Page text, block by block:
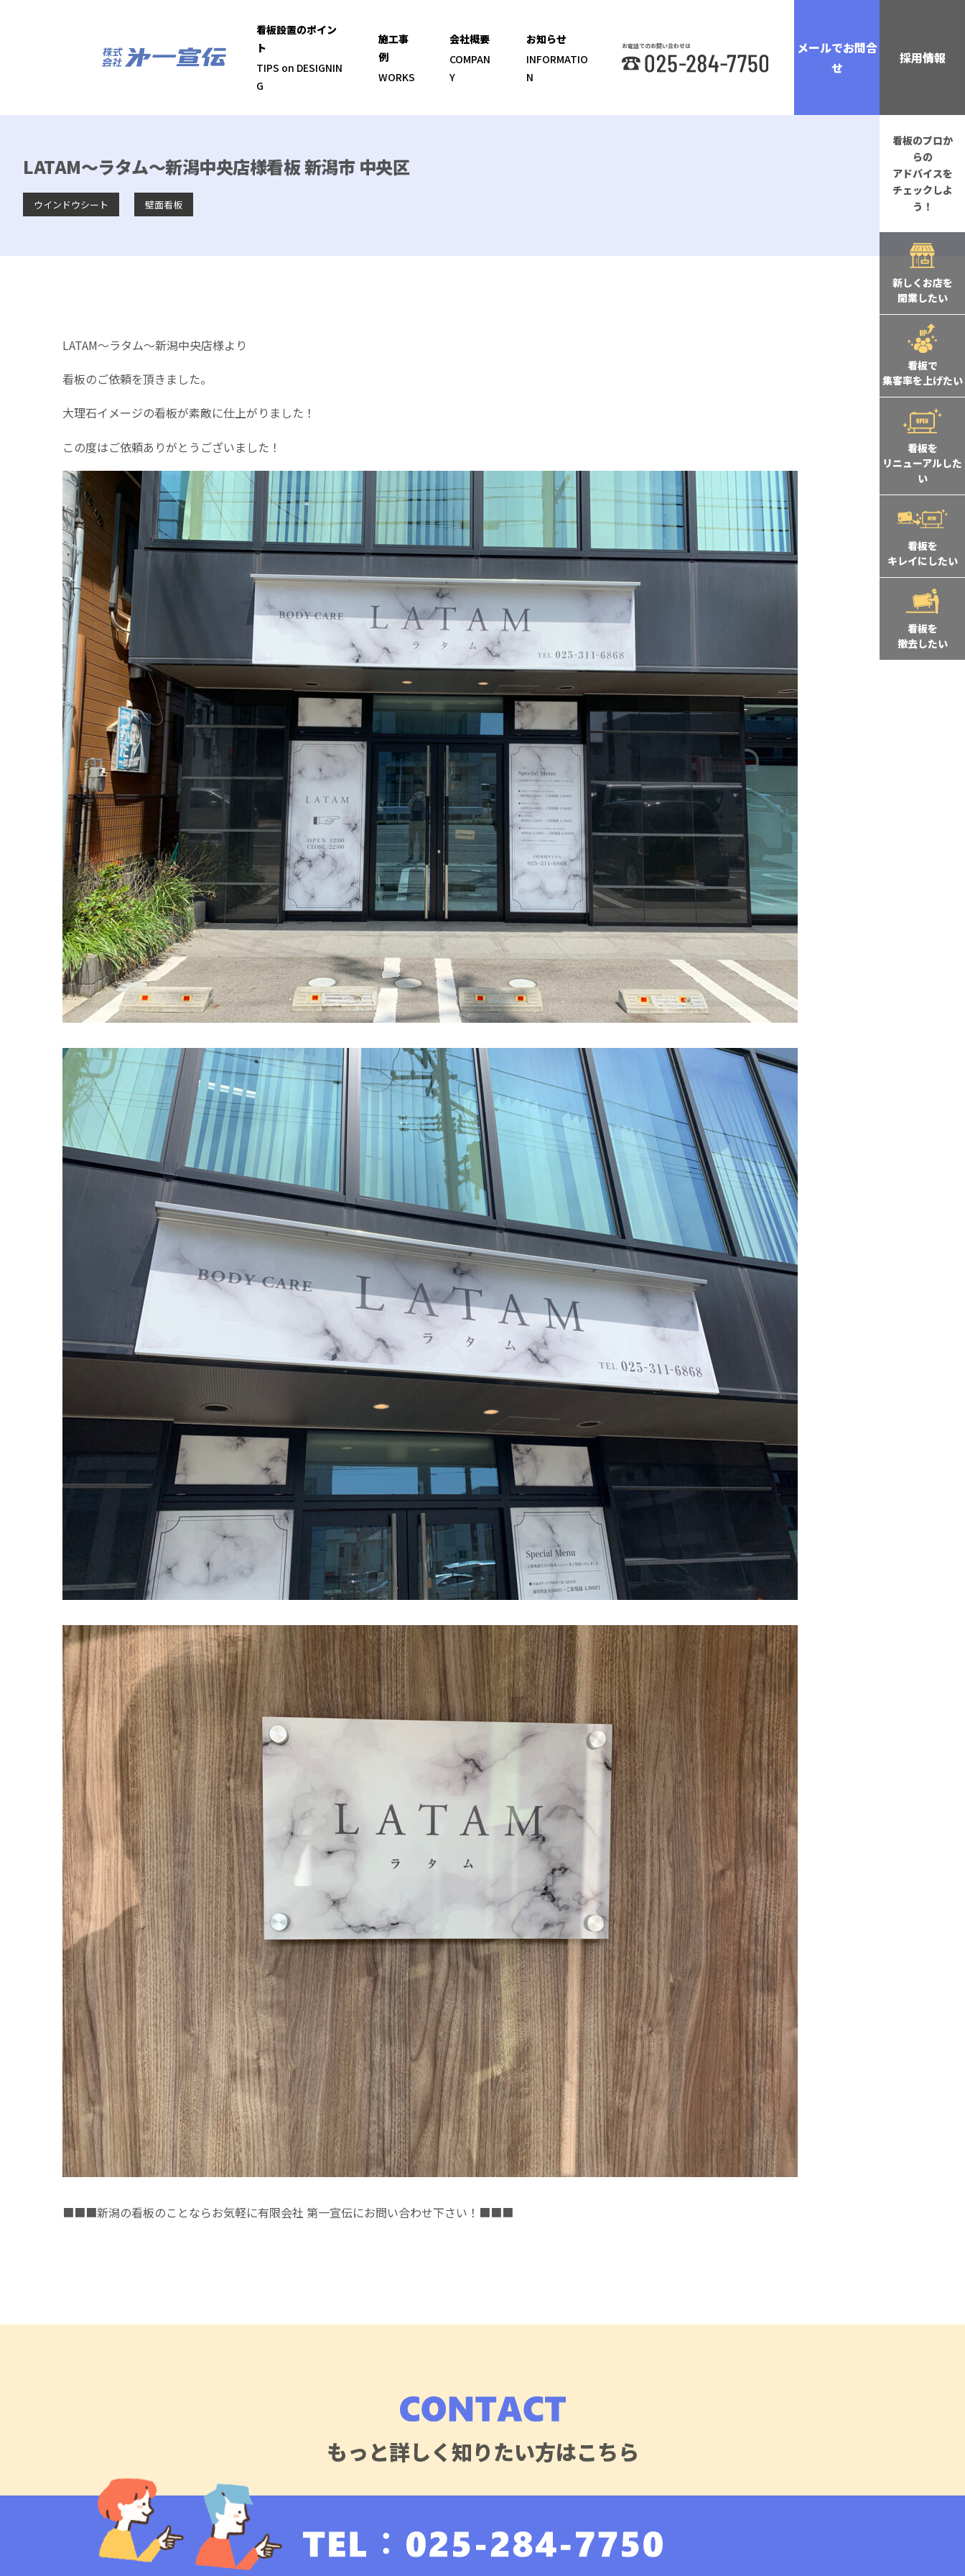
看板設置のポイン
ト
TIPS on DESIGNIN
G
施工事
例
WORKS
会社概要
COMPAN
Y
お知らせ
INFORMATIO
N
お電話でのお問い合わせは
メールでお問合
せ
採用情報
看板のプロか
らの
アドバイスを
チェックしよ
う！
新しくお店を
開業したい
看板で
集客率を上げたい
看板を
リニューアルした
い
看板を
キレイにしたい
看板を
撤去したい
LATAM～ラタム～新潟中央店様看板 新潟市 中央区
ウインドウシート 壁面看板
LATAM～ラタム～新潟中央店様より
看板のご依頼を頂きました。
大理石イメージの看板が素敵に仕上がりました！
この度はご依頼ありがとうございました！
■■■新潟の看板のことならお気軽に有限会社 第一宣伝にお問い合わせ下さい！■■■
もっと詳しく知りたい方はこちら